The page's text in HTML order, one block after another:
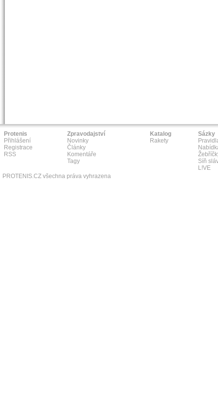
Protenis
Přihlášení
Registrace
RSS
Zpravodajství
Novinky
Články
Komentáře
Tagy
Katalog
Rakety
Sázky
Síň
L!VE
PROTENIS.CZ všechna práva vyhrazena